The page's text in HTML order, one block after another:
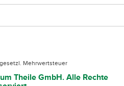
Mehrwertsteuer
Theile GmbH. Alle Rechte